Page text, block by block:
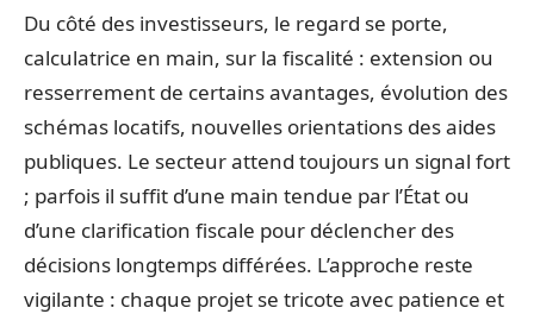
Du côté des investisseurs, le regard se porte,
calculatrice en main, sur la fiscalité : extension ou
resserrement de certains avantages, évolution des
schémas locatifs, nouvelles orientations des aides
publiques. Le secteur attend toujours un signal fort
; parfois il suffit d’une main tendue par l’État ou
d’une clarification fiscale pour déclencher des
décisions longtemps différées. L’approche reste
vigilante : chaque projet se tricote avec patience et